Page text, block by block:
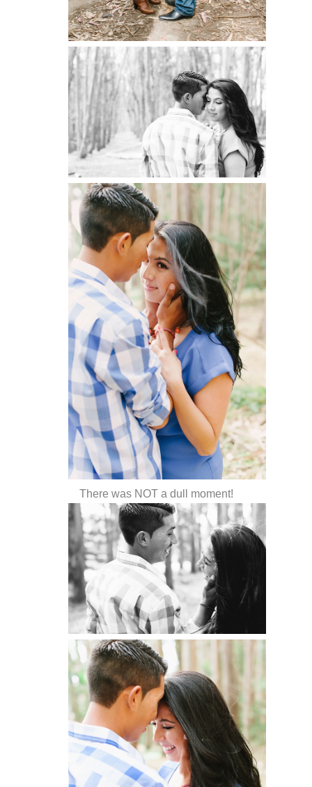
There was NOT a dull moment!